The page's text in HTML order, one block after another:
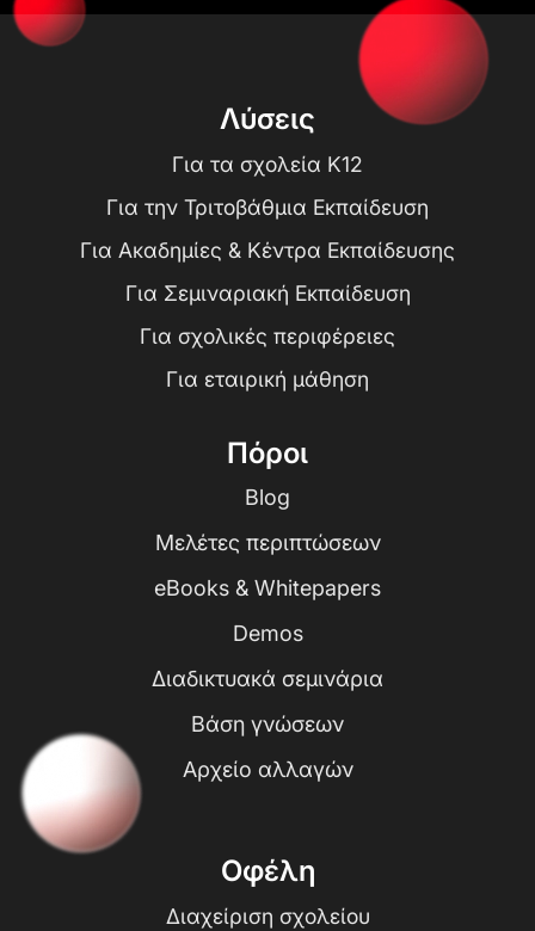
Λύσεις
Για τα σχολεία K12
Για την Τριτοβάθμια Εκπαίδευση
Για Ακαδημίες & Κέντρα Εκπαίδευσης
Για Σεμιναριακή Εκπαίδευση
Για σχολικές περιφέρειες
Για εταιρική μάθηση
Πόροι
Blog
Μελέτες περιπτώσεων
eBooks & Whitepapers
Demos
Διαδικτυακά σεμινάρια
Βάση γνώσεων
Αρχείο αλλαγών
Οφέλη
Διαχείριση σχολείου